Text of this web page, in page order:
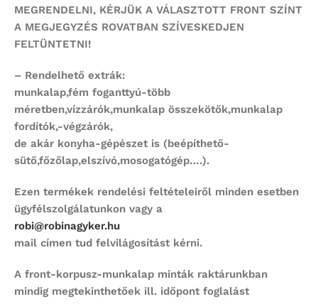
MEGRENDELNI, KÉRJÜK A VÁLASZTOTT FRONT SZÍNT
A MEGJEGYZÉS ROVATBAN SZÍVESKEDJEN
FELTÜNTETNI!
– Rendelhető extrák:
munkalap,fém foganttyú-több
méretben,vízzárók,munkalap összekötők,munkalap
fordítók,-végzárók,
de akár konyha-gépészet is (beépíthető-
sütő,főzőlap,elszívó,mosogatógép….).
Ezen termékek rendelési feltételeiről minden esetben
ügyfélszolgálatunkon vagy a
robi@robinagyker.hu
mail címen tud felvilágosítást kérni.
A front-korpusz-munkalap minták raktárunkban
mindig megtekinthetőek ill. időpont foglalást